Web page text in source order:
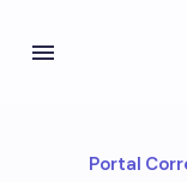
Portal